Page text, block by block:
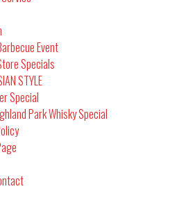
Event
Specials
STYLE
Special
Park Whisky Special